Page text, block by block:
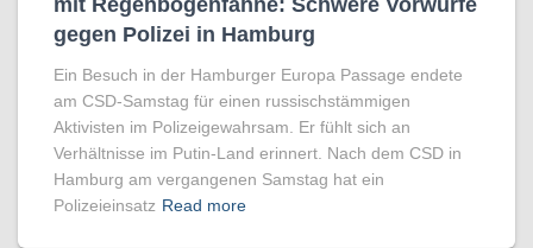
mit Regenbogen­fahne: Schwere Vorwürfe
gegen Polizei in Hamburg
Ein Besuch in der Hamburger Europa Passage endete
am CSD-Samstag für einen russischstämmigen
Aktivisten im Polizeigewahrsam. Er fühlt sich an
Verhältnisse im Putin-Land erinnert. Nach dem CSD in
Hamburg am vergangenen Samstag hat ein
Polizeieinsatz Read more